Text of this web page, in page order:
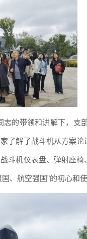
的带领和讲解下，支
了解了战斗机从方案
斗机仪表盘、弹射座
、航空强国”的初心和使